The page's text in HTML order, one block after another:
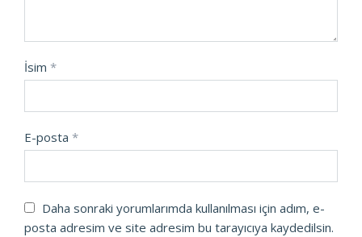
İsim *
E-posta *
Daha sonraki yorumlarımda kullanılması için adım, e-
posta adresim ve site adresim bu tarayıcıya kaydedilsin.